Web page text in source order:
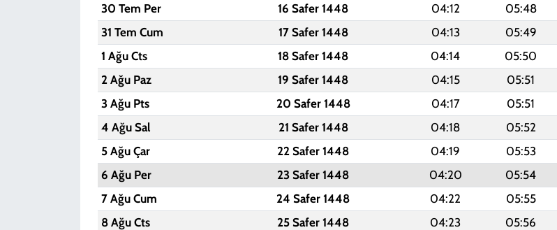
30 Tem Per
16 Safer 1448 04:12 05:48
31 Tem Cum
17 Safer 1448 04:13 05:49
1 Ağu Cts
18 Safer 1448 04:14 05:50
2 Ağu Paz
19 Safer 1448 04:15 05:51
3 Ağu Pts
20 Safer 1448 04:17 05:51
4 Ağu Sal
21 Safer 1448 04:18 05:52
5 Ağu Çar
22 Safer 1448 04:19 05:53
6 Ağu Per
23 Safer 1448 04:20 05:54
7 Ağu Cum
24 Safer 1448 04:22 05:55
8 Ağu Cts
25 Safer 1448 04:23 05:56